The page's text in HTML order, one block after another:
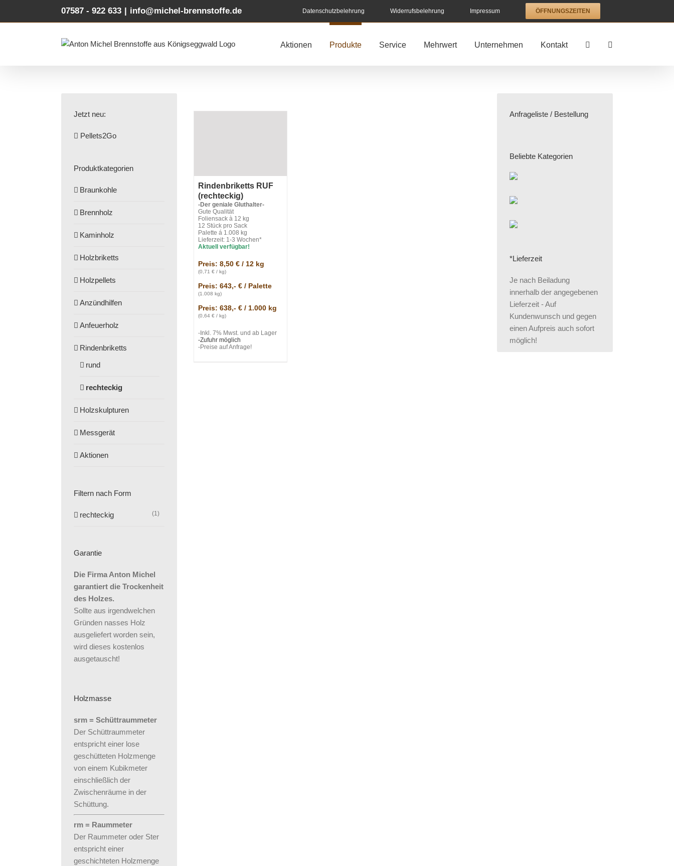
07587 - 922 633 | info@michel-brennstoffe.de Datenschutzbelehrung Widerrufsbelehrung Impressum ÖFFNUNGSZEITEN
Aktionen Produkte Service Mehrwert Unternehmen Kontakt
Rindenbriketts RUF
(rechteckig)
-Der geniale Gluthalter-
Gute Qualität
Foliensack à 12 kg
12 Stück pro Sack
Palette á 1.008 kg
Lieferzeit: 1-3 Wochen*
Aktuell verfügbar!
Preis: 8,50 € / 12 kg
(0,71 € / kg)
Preis: 643,- € / Palette
(1.008 kg)
Preis: 638,- € / 1.000 kg
(0,64 € / kg)
-Inkl. 7% Mwst. und ab Lager
-Zufuhr möglich
-Preise auf Anfrage!
Jetzt neu:
Pellets2Go
Produktkategorien
Braunkohle
Brennholz
Kaminholz
Holzbriketts
Holzpellets
Anzündhilfen
Anfeuerholz
Rindenbriketts
rund
rechteckig
Holzskulpturen
Messgerät
Aktionen
Filtern nach Form
rechteckig (1)
Garantie
Die Firma Anton Michel
garantiert die Trockenheit
des Holzes.
Sollte aus irgendwelchen
Gründen nasses Holz
ausgeliefert worden sein,
wird dieses kostenlos
ausgetauscht!
Holzmasse
srm = Schüttraummeter
Der Schüttraummeter
entspricht einer lose
geschütteten Holzmenge
von einem Kubikmeter
einschließlich der
Zwischenräume in der
Schüttung.
rm = Raummeter
Der Raummeter oder Ster
entspricht einer
geschichteten Holzmenge
Anfrageliste / Bestellung
Beliebte Kategorien
*Lieferzeit
Je nach Beiladung
innerhalb der angegebenen
Lieferzeit - Auf
Kundenwunsch und gegen
einen Aufpreis auch sofort
möglich!